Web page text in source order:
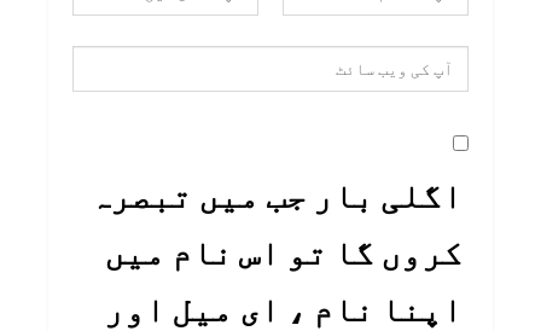
اگلی بار جب میں تبصرہ
کروں گا تو اس نام میں
اپنا نام ، ای میل اور